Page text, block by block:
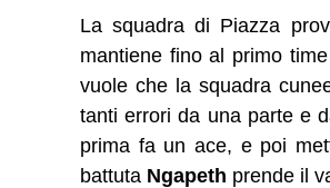
La squadra di Piazza
mantiene fino al primo
vuole che la squadra
tanti errori da una parte e
prima fa un ace, e poi
battuta Ngapeth prende il